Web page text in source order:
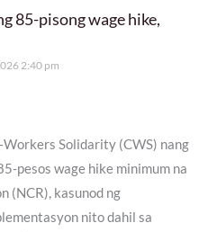
85-pisong wage hike,
2:40 pm
Solidarity (CWS) nang
pesos wage hike minimum na
(NCR), kasunod ng
nito dahil sa